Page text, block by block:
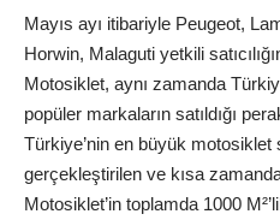
Mayıs ayı itibariyle Peugeot,
Horwin, Malaguti yetkili
Motosiklet, aynı zamanda
popüler markaların satıldığı
Türkiye’nin en büyük motosiklet
gerçekleştirilen ve kısa
Motosiklet’in toplamda 1000